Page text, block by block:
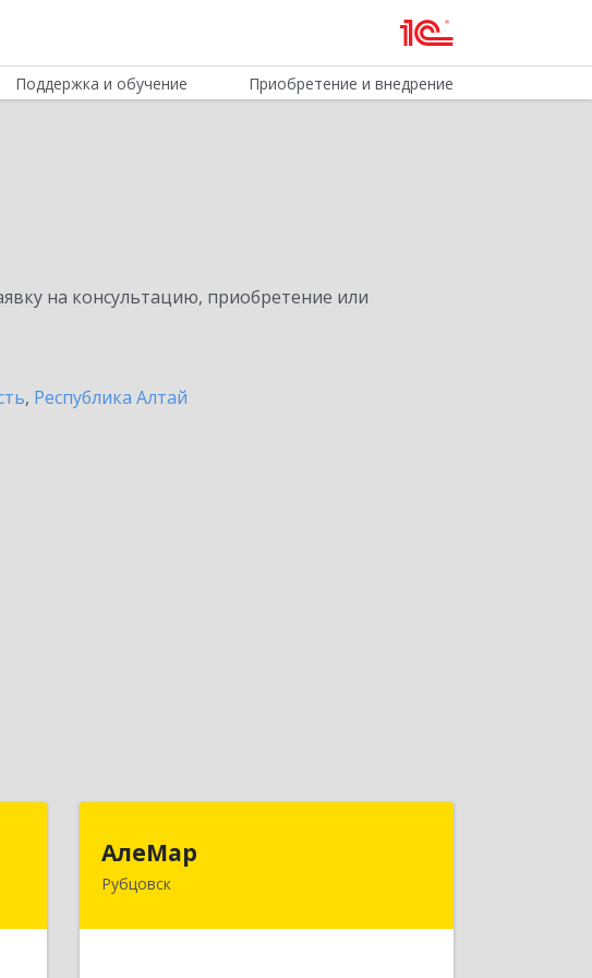
Поддержка и обучение Приобретение и внедрение
на консультацию, приобретение или
, Республика Алтай
АлеМар
Рубцовск
658210, Алтайский край, Рубцовск г,